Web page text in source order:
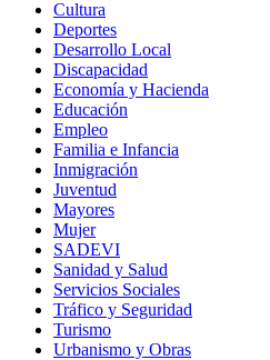
Cultura
Deportes
Desarrollo Local
Discapacidad
Economía y Hacienda
Educación
Empleo
Familia e Infancia
Inmigración
Juventud
Mayores
Mujer
SADEVI
Sanidad y Salud
Servicios Sociales
Tráfico y Seguridad
Turismo
Urbanismo y Obras